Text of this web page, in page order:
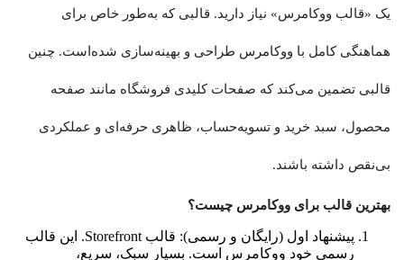
یک «قالب ووکامرس» نیاز دارید. قالبی که به‌طور خاص برای
هماهنگی کامل با ووکامرس طراحی و بهینه‌سازی شده‌است. چنین
قالبی تضمین می‌کند که صفحات کلیدی فروشگاه مانند صفحه
محصول، سبد خرید و تسویه‌حساب، ظاهری حرفه‌ای و عملکردی
بی‌نقص داشته باشند.
بهترین قالب برای ووکامرس چیست؟
پیشنهاد اول (رایگان و رسمی): قالب Storefront. این قالب
رسمی خود ووکامرس است. بسیار سبک، سریع،